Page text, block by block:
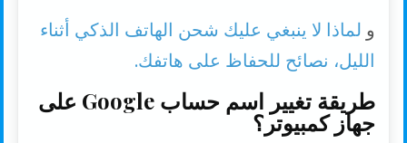
و لماذا لا ينبغي عليك شحن الهاتف الذكي أثناء
الليل، نصائح للحفاظ على هاتفك.
طريقة تغيير اسم حساب Google على
جهاز كمبيوتر؟